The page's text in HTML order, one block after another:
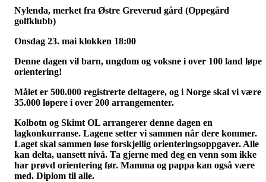
Nylenda, merket fra Østre Greverud gård (Oppegård
golfklubb)
Onsdag 23. mai klokken 18:00
Denne dagen vil barn, ungdom og voksne i over 100 land løpe
orientering!
Målet er 500.000 registrerte deltagere, og i Norge skal vi være
35.000 løpere i over 200 arrangementer.
Kolbotn og Skimt OL arrangerer denne dagen en
lagkonkurranse. Lagene setter vi sammen når dere kommer.
Laget skal sammen løse forskjellig orienteringsoppgaver. Alle
kan delta, uansett nivå. Ta gjerne med deg en venn som ikke
har prøvd orientering før. Mamma og pappa kan også være
med. Diplom til alle.